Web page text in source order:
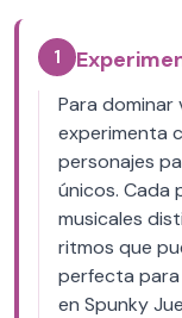
1
Para dominar
experimenta
personajes
únicos. Cada
musicales
ritmos que
perfecta
en Spunky